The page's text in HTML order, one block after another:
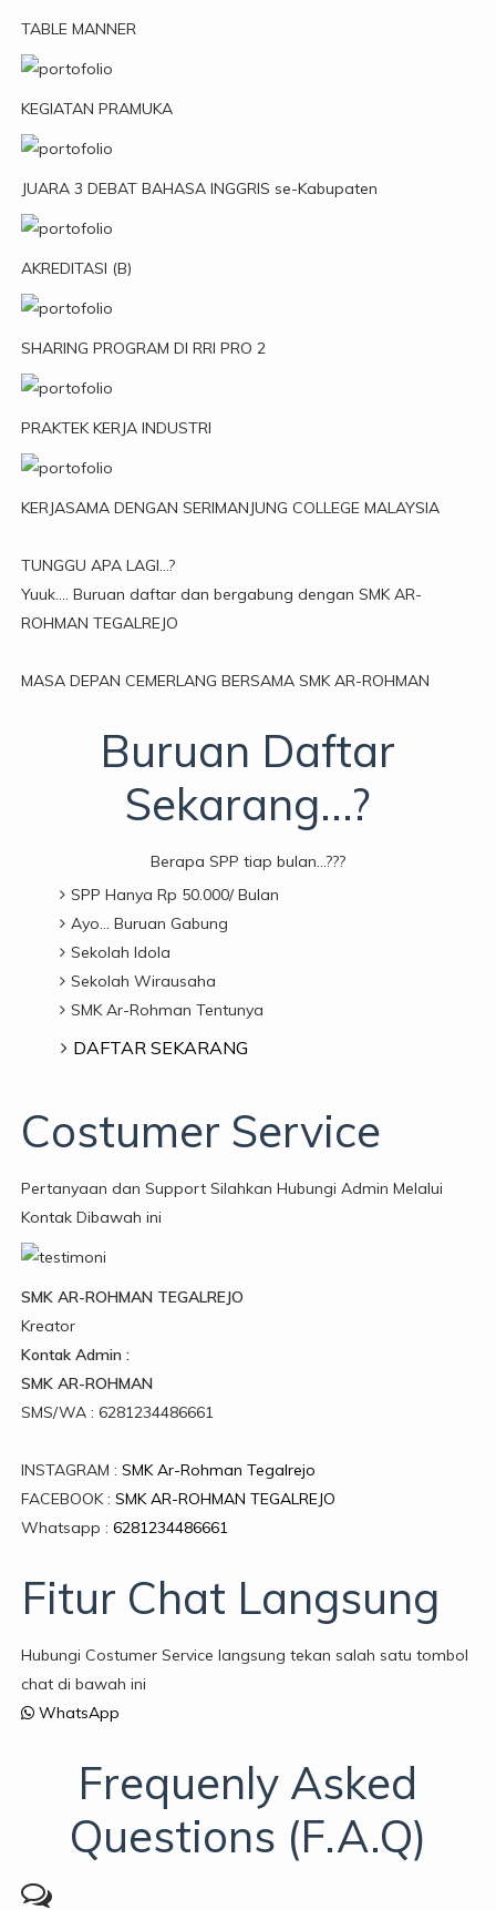
TABLE MANNER
KEGIATAN PRAMUKA
JUARA 3 DEBAT BAHASA INGGRIS se-Kabupaten
AKREDITASI (B)
SHARING PROGRAM DI RRI PRO 2
PRAKTEK KERJA INDUSTRI
KERJASAMA DENGAN SERIMANJUNG COLLEGE MALAYSIA
TUNGGU APA LAGI...?
Yuuk…. Buruan daftar dan bergabung dengan SMK AR-
ROHMAN TEGALREJO
MASA DEPAN CEMERLANG BERSAMA SMK AR-ROHMAN
Buruan Daftar
Sekarang...?
Berapa SPP tiap bulan...???
SPP Hanya Rp 50.000/ Bulan
Ayo… Buruan Gabung
Sekolah Idola
Sekolah Wirausaha
SMK Ar-Rohman Tentunya
DAFTAR SEKARANG
Costumer Service
Pertanyaan dan Support Silahkan Hubungi Admin Melalui
Kontak Dibawah ini
SMK AR-ROHMAN TEGALREJO
Kreator
Kontak Admin :
SMK AR-ROHMAN
SMS/WA : 6281234486661
INSTAGRAM : SMK Ar-Rohman Tegalrejo
FACEBOOK : SMK AR-ROHMAN TEGALREJO
Whatsapp : 6281234486661
Fitur Chat Langsung
Hubungi Costumer Service langsung tekan salah satu tombol
chat di bawah ini
WhatsApp
Frequenly Asked
Questions (F.A.Q)